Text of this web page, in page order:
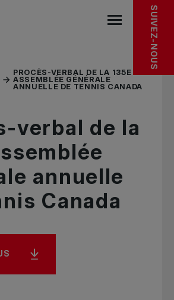
SUIVEZ-NOUS
PROCÈS-VERBAL DE LA 135E
ASSEMBLÉE GÉNÉRALE
ANNUELLE DE TENNIS CANADA
verbal de la
annuelle
Canada